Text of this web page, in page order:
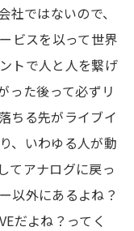
ではないので、
ビスを以って世界
トで人と人を繋げ
った後って必ずリ
ちる先がライブイ
、いわゆる人が動
てアナログに戻っ
以外にあるよね？
だよね？ってく